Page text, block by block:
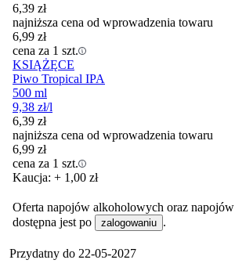
6,39 zł
najniższa cena od wprowadzenia towaru
6,99 zł
cena za 1 szt.
KSIĄŻĘCE
Piwo Tropical IPA
500 ml
9,38 zł/l
6,39 zł
najniższa cena od wprowadzenia towaru
6,99 zł
cena za 1 szt.
Kaucja: + 1,00 zł
Oferta napojów alkoholowych oraz
dostępna jest po
zalogowaniu .
Przydatny do 22-05-2027